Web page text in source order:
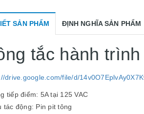
SẢN PHẨM ĐỊNH NGHĨA SẢN PHẨM
tắc hành
drive.google.com/file/d/
tiếp điểm: 5A tại 125 VAC
tác động: Pin pit tông